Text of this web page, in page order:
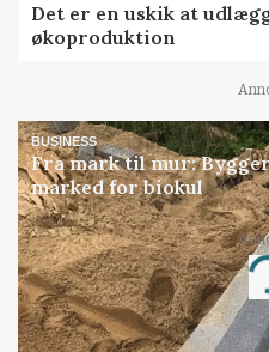
Det er en uskik at
økoproduktion
BUSINESS
Fra mark til mur:
marked for biokul